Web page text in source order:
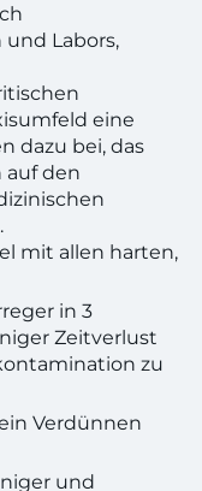
Labors,
eine
dazu bei, das
auf den
mit allen harten,
in 3
Zeitverlust
zu
Verdünnen
und